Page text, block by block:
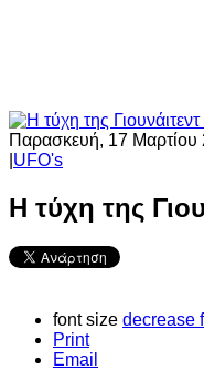
Παρασκευή, 17 Μαρτίου
UFO's
Η τύχη της
font size decrease
Print
Email